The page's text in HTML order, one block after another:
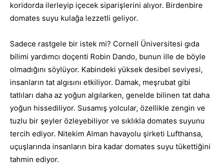
koridorda ilerleyip içecek siparişlerini alıyor. Birdenbire
domates suyu kulağa lezzetli geliyor.
Sadece rastgele bir istek mi? Cornell Üniversitesi gıda
bilimi yardımcı doçenti Robin Dando, bunun ille de böyle
olmadığını söylüyor. Kabindeki yüksek desibel seviyesi,
insanların tat algısını etkiliyor. Damak, meşrubat gibi
tatlıları daha az yoğun algılarken, genelde bilinen tat daha
yoğun hissediliyor. Susamış yolcular, özellikle zengin ve
tuzlu bir şeyler özleyebiliyor ve sıklıkla domates suyunu
tercih ediyor. Nitekim Alman havayolu şirketi Lufthansa,
uçuşlarında insanların bira kadar domates suyu tükettiğini
tahmin ediyor.